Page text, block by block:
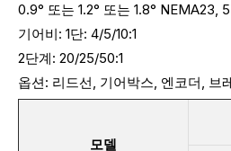
0.9° 또는 1.2° 또는 1.8° NEMA23,
기어비: 1단: 4/5/10:1
2단계: 20/25/50:1
옵션: 리드선, 기어박스, 엔코더, 브
모델